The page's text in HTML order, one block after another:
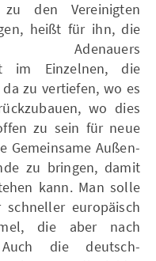
den Vereinigten
heißt für ihn, die
im Einzelnen, die
zu vertiefen, wo es
wo dies
zu sein für neue
Gemeinsame Außen-
zu bringen, damit
kann. Man solle
europäisch
die aber nach
Auch die deutsch-